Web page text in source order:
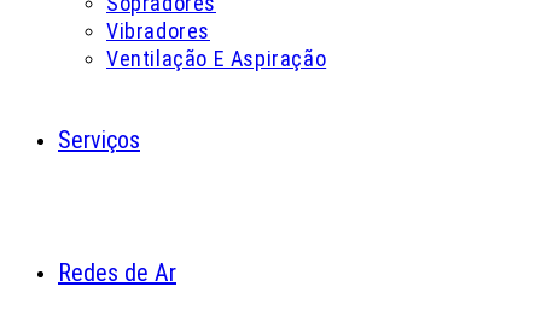
Vibradores
Ventilação E Aspiração
Serviços
Redes de Ar